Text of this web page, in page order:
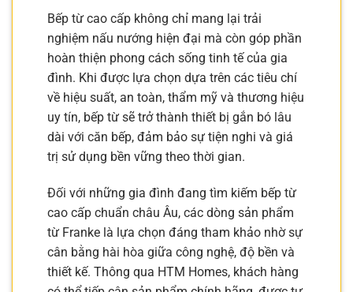
Bếp từ cao cấp không chỉ mang lại trải
nghiệm nấu nướng hiện đại mà còn góp phần
hoàn thiện phong cách sống tinh tế của gia
đình. Khi được lựa chọn dựa trên các tiêu chí
về hiệu suất, an toàn, thẩm mỹ và thương hiệu
uy tín, bếp từ sẽ trở thành thiết bị gắn bó lâu
dài với căn bếp, đảm bảo sự tiện nghi và giá
trị sử dụng bền vững theo thời gian.
Đối với những gia đình đang tìm kiếm bếp từ
cao cấp chuẩn châu Âu, các dòng sản phẩm
từ Franke là lựa chọn đáng tham khảo nhờ sự
cân bằng hài hòa giữa công nghệ, độ bền và
thiết kế. Thông qua HTM Homes, khách hàng